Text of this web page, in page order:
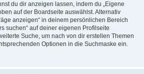
du dir anzeigen lassen, indem du „Eigene
auf der Boardseite auswählst. Alternativ
anzeigen“ in deinem persönlichen Bereich
suchen“ auf deiner eigenen Profilseite
Suche, um nach von dir erstellen Themen
Optionen in die Suchmaske ein.